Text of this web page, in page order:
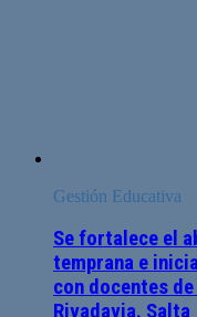
Gestión Educativa
Se fortalece el
temprana e
con docentes
Rivadavia. Salta